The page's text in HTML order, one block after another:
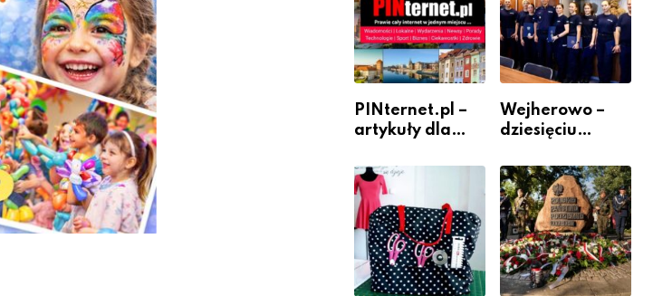
PINternet.pl –
artykuły dla
jako inwestycja
w widoczność
Wejherowo –
dziesięciu
policjantów w
szeregach
Komendy
Powiatowej